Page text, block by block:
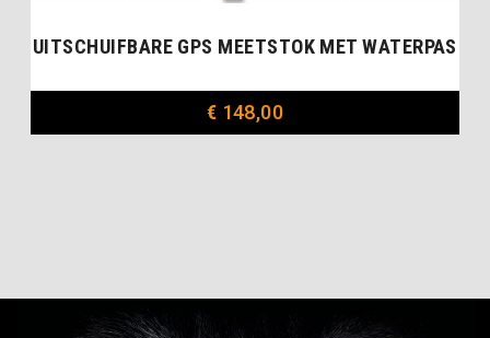
UITSCHUIFBARE GPS MEETSTOK MET WATERPAS
€ 148,00